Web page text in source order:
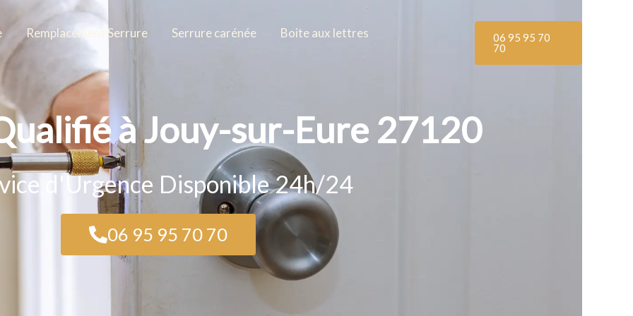
Remplacement Serrure Serrure carénée
Boite aux lettres
06 95 95 70
70
à Jouy-sur-Eure 27120
d'Urgence Disponible 24h/24
06 95 95 70 70